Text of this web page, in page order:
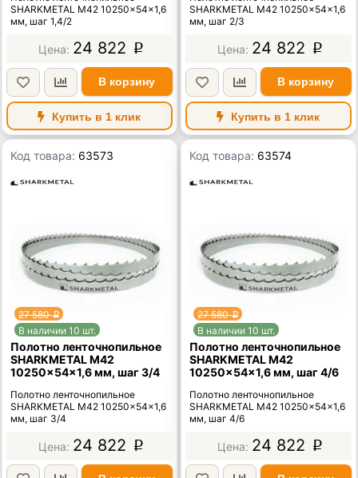
SHARKMETAL M42 10250×54×1,6
мм, шаг 1,4/2
24 822 p
В корзину
Купить в 1 клик
SHARKMETAL M42 10250×54×1,6
мм, шаг 2/3
24 822 p
В корзину
Купить в 1 клик
Код товара: 63573
27 580p
В наличии 10 шт.
Полотно ленточнопильное
SHARKMETAL M42
10250×54×1,6 мм, шаг 3/4
Полотно ленточнопильное
SHARKMETAL M42 10250×54×1,6
мм, шаг 3/4
24 822 p
Код товара: 63574
27 580p
В наличии 10 шт.
Полотно ленточнопильное
SHARKMETAL M42
10250×54×1,6 мм, шаг 4/6
Полотно ленточнопильное
SHARKMETAL M42 10250×54×1,6
мм, шаг 4/6
24 822 p